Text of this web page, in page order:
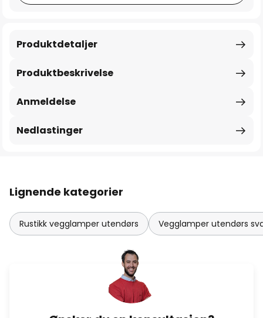
Produktbeskrivelse
Produktdetaljer
Anmeldelse
Nedlastinger
Lignende kategorier
Rustikk vegglamper utendørs Vegglamper utendørs